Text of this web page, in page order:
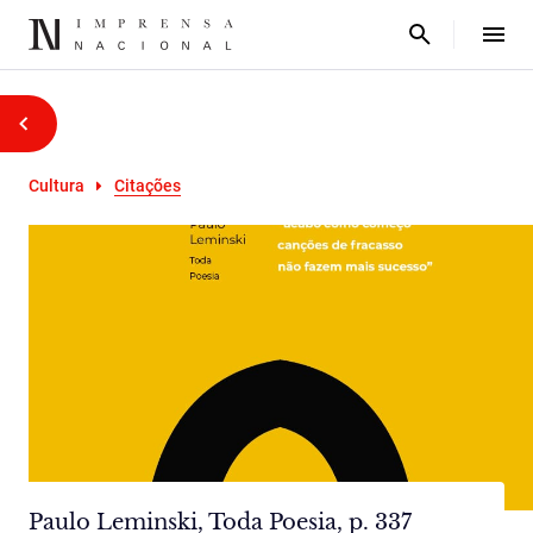
Cultura Citações
Paulo Leminski, Toda Poesia, p. 337